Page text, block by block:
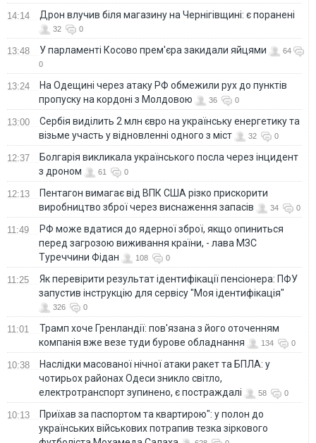
14:14 Дрон влучив біля магазину на Чернігівщині: є поранені
32 0
13:48 У парламенті Косово прем'єра закидали яйцями
64
0
13:24
На Одещині через атаку РФ обмежили рух до пунктів
пропуску на кордоні з Молдовою
36 0
13:00
Сербія виділить 2 млн євро на українську енергетику та
візьме участь у відновленні одного з міст
32 0
12:37
Болгарія викликала українського посла через інцидент
з дроном
61 0
12:13
Пентагон вимагає від ВПК США різко прискорити
виробництво зброї через виснаження запасів
34 0
11:49
РФ може вдатися до ядерної зброї, якщо опиниться
перед загрозою виживання країни, - лава МЗС
Туреччини Фідан
108 0
11:25
Як перевірити результат ідентифікації пенсіонера: ПФУ
запустив інструкцію для сервісу "Моя ідентифікація"
326 0
11:01
Трамп хоче Гренландії: пов'язана з його оточенням
компанія вже везе туди бурове обладнання
134 0
10:38
Наслідки масованої нічної атаки ракет та БПЛА: у
чотирьох районах Одеси зникло світло,
електротранспорт зупинено, є постраждалі
58 0
10:13
Приїхав за паспортом та квартирою": у полон до
українських військових потрапив тезка зіркового